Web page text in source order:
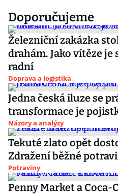
Doporučujeme
Železniční zakázka
drahám. Jako vítěze
radní
Doprava a logistika
Jedna česká iluze se
transformace je
Názory a analýzy
Tekuté zlato opět
Zdražení běžné
Potraviny
Penny Market a